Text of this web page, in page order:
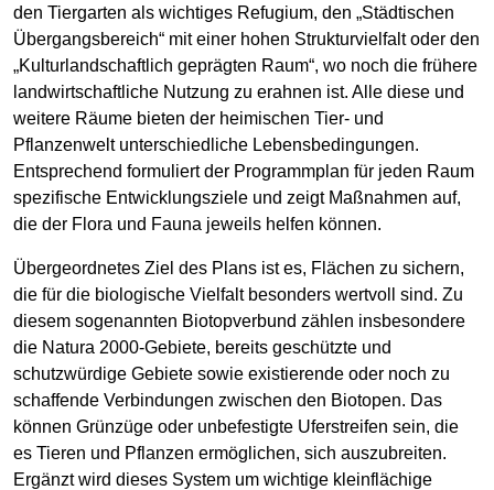
den Tiergarten als wichtiges Refugium, den „Städtischen
Übergangsbereich“ mit einer hohen Strukturvielfalt oder den
„Kulturlandschaftlich geprägten Raum“, wo noch die frühere
landwirtschaftliche Nutzung zu erahnen ist. Alle diese und
weitere Räume bieten der heimischen Tier- und
Pflanzenwelt unterschiedliche Lebensbedingungen.
Entsprechend formuliert der Programmplan für jeden Raum
spezifische Entwicklungsziele und zeigt Maßnahmen auf,
die der Flora und Fauna jeweils helfen können.
Übergeordnetes Ziel des Plans ist es, Flächen zu sichern,
die für die biologische Vielfalt besonders wertvoll sind. Zu
diesem sogenannten Biotopverbund zählen insbesondere
die Natura 2000-Gebiete, bereits geschützte und
schutzwürdige Gebiete sowie existierende oder noch zu
schaffende Verbindungen zwischen den Biotopen. Das
können Grünzüge oder unbefestigte Uferstreifen sein, die
es Tieren und Pflanzen ermöglichen, sich auszubreiten.
Ergänzt wird dieses System um wichtige kleinflächige